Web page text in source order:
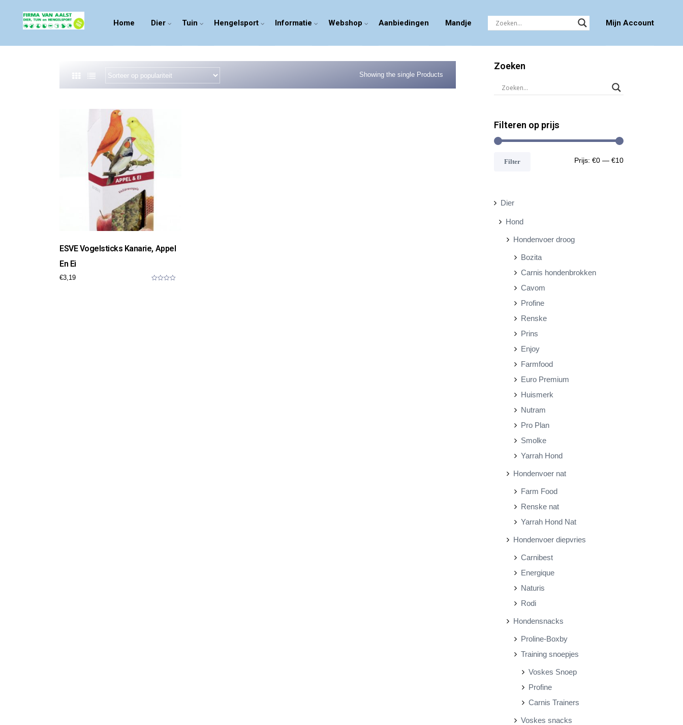
Home Dier Tuin Hengelsport Informatie Webshop Aanbiedingen Mandje Mijn Account
Showing the single Products
ESVE Vogelsticks Kanarie, Appel
En Ei
€3,19
Zoeken
Filteren op prijs
MM
Filter Prijs: €0 — €10
Dier
Hond
Hondenvoer droog
Bozita
Carnis hondenbrokken
Cavom
Profine
Renske
Prins
Enjoy
Farmfood
Euro Premium
Huismerk
Nutram
Pro Plan
Smolke
Yarrah Hond
Hondenvoer nat
Farm Food
Renske nat
Yarrah Hond Nat
Hondenvoer diepvries
Carnibest
Energique
Naturis
Rodi
Hondensnacks
Proline-Boxby
Training snoepjes
Voskes Snoep
Profine
Carnis Trainers
Voskes snacks